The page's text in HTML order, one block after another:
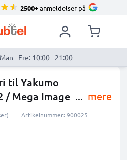
2500+anmeldelser på
- Fre: 10:00 - 21:00
til Yakumo
/ Mega Image ... mere
Artikelnummer: 900025